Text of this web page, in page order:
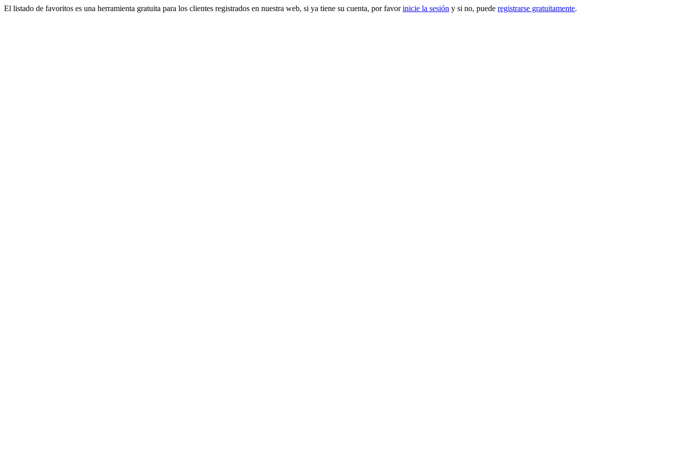
El listado de favoritos es una herramienta gratuita para los clientes registrados en nuestra web, si ya tiene su cuenta, por favorinicie la sesión y si no, puede registrarse gratuitamente.